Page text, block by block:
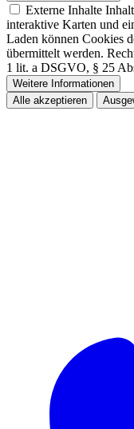
Externe Inhalte
interaktive Karten und
Laden können Cookies
übermittelt werden.
1 lit. a DSGVO, § 25
Weitere Informationen
Alle akzeptieren